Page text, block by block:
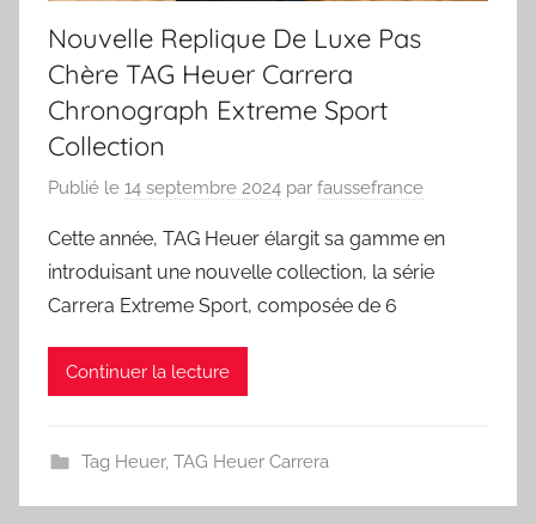
Nouvelle Replique De Luxe Pas
Chère TAG Heuer Carrera
Chronograph Extreme Sport
Collection
Publié le 14 septembre 2024 par faussefrance
Cette année, TAG Heuer élargit sa gamme en
introduisant une nouvelle collection, la série
Carrera Extreme Sport, composée de 6
Continuer la lecture
Tag Heuer, TAG Heuer Carrera